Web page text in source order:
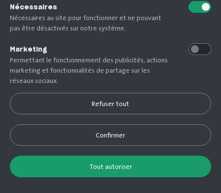
Découvrir
Nécessaires
Nécessaires au site pour fonctionner et ne pouvant
pas être désactivés sur notre système.
Marketing
Permettant le fonctionnement des publicités, actions
marketing et fonctionnalités de partage sur les
réseaux sociaux.
Refuser tout
Confirmer
Tout autoriser